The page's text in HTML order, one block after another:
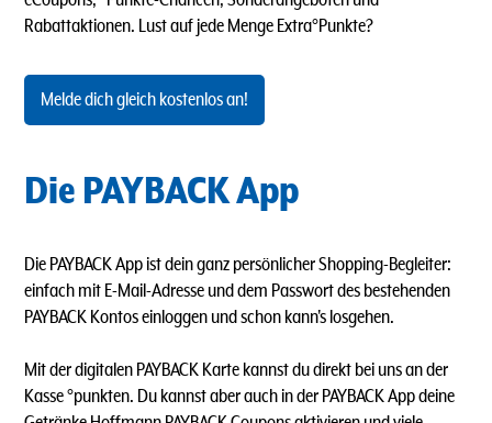
Rabattaktionen. Lust auf jede Menge Extra°Punkte?
Melde dich gleich kostenlos an!
Die PAYBACK App
Die PAYBACK App ist dein ganz persönlicher Shopping-Begleiter:
einfach mit E-Mail-Adresse und dem Passwort des bestehenden
PAYBACK Kontos einloggen und schon kann's losgehen.
Mit der digitalen PAYBACK Karte kannst du direkt bei uns an der
Kasse °punkten. Du kannst aber auch in der PAYBACK App deine